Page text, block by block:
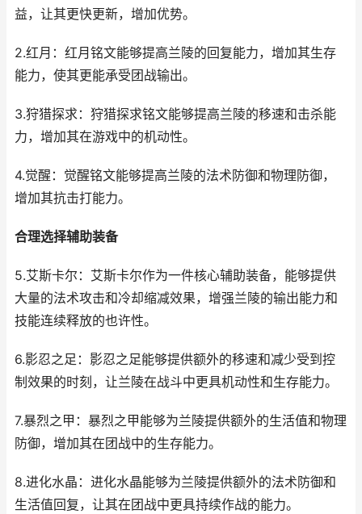
益，让其更快更新，增加优势。
2.红月：红月铭文能够提高兰陵的回复能力，增加其生存
能力，使其更能承受团战输出。
3.狩猎探求：狩猎探求铭文能够提高兰陵的移速和击杀能
力，增加其在游戏中的机动性。
4.觉醒：觉醒铭文能够提高兰陵的法术防御和物理防御，
增加其抗击打能力。
合理选择辅助装备
5.艾斯卡尔：艾斯卡尔作为一件核心辅助装备，能够提供
大量的法术攻击和冷却缩减效果，增强兰陵的输出能力和
技能连续释放的也许性。
6.影忍之足：影忍之足能够提供额外的移速和减少受到控
制效果的时刻，让兰陵在战斗中更具机动性和生存能力。
7.暴烈之甲：暴烈之甲能够为兰陵提供额外的生活值和物理
防御，增加其在团战中的生存能力。
8.进化水晶：进化水晶能够为兰陵提供额外的法术防御和
生活值回复，让其在团战中更具持续作战的能力。